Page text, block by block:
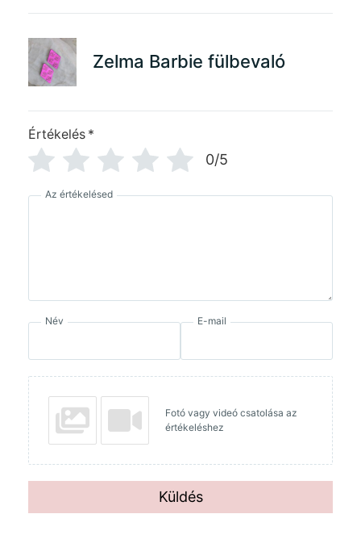
Zelma Barbie fülbevaló
Értékelés *
0/5
Az értékelésed
Név E-mail
Fotó vagy videó csatolása az
értékeléshez
Küldés